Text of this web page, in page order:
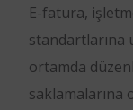
E-fatura,
standartlarına
ortamda
saklamalarına